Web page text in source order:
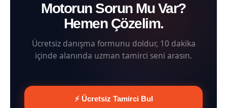
Motorun Sorun Mu Var?
Hemen Çözelim.
Ücretsiz danışma formunu doldur, 10 dakika
içinde alanında uzman tamirci seni arasın.
⚡ Ücretsiz Tamirci Bul